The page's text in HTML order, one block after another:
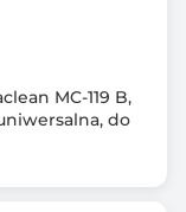
MC-119 B,
do